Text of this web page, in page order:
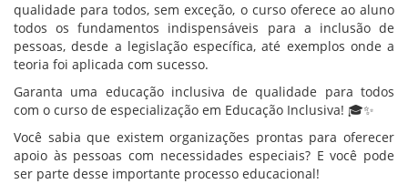
qualidade para todos, sem exceção, o curso oferece ao aluno
todos os fundamentos indispensáveis para a inclusão de
pessoas, desde a legislação específica, até exemplos onde a
teoria foi aplicada com sucesso.
Garanta uma educação inclusiva de qualidade para todos
com o curso de especialização em Educação Inclusiva! 🎓✨
Você sabia que existem organizações prontas para oferecer
apoio às pessoas com necessidades especiais? E você pode
ser parte desse importante processo educacional!